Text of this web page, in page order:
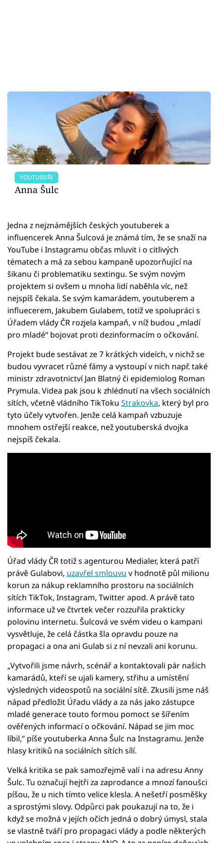
YOUTUBEŘI
Anna Šulc
Jedna z nejznámějších českých youtuberek a
influencerek Anna Šulcová je známá tím, že se snaží na
YouTube i Instagramu občas mluvit i o citlivých
tématech a má za sebou kampaně upozorňující na
šikanu či problematiku sextingu. Se svým novým
projektem si ovšem u mnoha lidí naběhla víc, než
nejspíš čekala. Se svým kamarádem, youtuberem a
influecerem, Jakubem Gulabem, totiž ve spolupráci s
Úřadem vlády ČR rozjela kampaň, v níž budou „mladí
pro mladé“ bojovat proti dezinformacím o očkování.
Projekt bude sestávat ze 7 krátkých videích, v nichž se
budou vyvracet různé fámy a vystoupí v nich např. také
ministr zdravotnictví Jan Blatný či epidemiolog Roman
Prymula. Videa pak jsou k zhlédnutí na všech sociálních
sítích, včetně vládního TikToku Strakovka, který byl pro
tyto účely vytvořen. Jenže celá kampaň vzbuzuje
mnohem ostřejší reakce, než youtuberská dvojka
nejspíš čekala.
Úřad vlády ČR totiž s agenturou Medialer, která patří
právě Gulabovi, uzavřel smlouvu v hodnotě půl milionu
korun za nákup reklamního prostoru na sociálních
sítích TikTok, Instagram, Twitter apod. A právě tato
informace už ve čtvrtek večer rozzuřila prakticky
polovinu internetu. Šulcová ve svém videu o kampani
vysvětluje, že celá částka šla opravdu pouze na
propagaci a ona ani Gulab si z ní nevzali ani korunu.
„Vytvořili jsme návrh, scénář a kontaktovali pár našich
kamarádů, kteří se ujali kamery, střihu a umístění
výsledných videospotů na sociální sítě. Zkusili jsme náš
nápad předložit Úřadu vlády a za nás jako zástupce
mladé generace touto formou pomoct se šířením
ověřených informací o očkování. Nápad se jim moc
líbil,“ píše youtuberka Anna Šulc na Instagramu. Jenže
hlasy kritiků na sociálních sítích sílí.
Velká kritika se pak samozřejmě valí i na adresu Anny
Šulc. Tu označují hejtři za zaprodance a mnozí fanoušci
píšou, že u nich tímto velice klesla. A nešetří posměšky
a sprostými slovy. Odpůrci pak poukazují na to, že i
když se možná v jejích očích jedná o dobrý úmysl, stala
se vlastně tváří pro propagaci vlády a podle některých